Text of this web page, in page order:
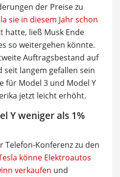
der Preise zu
sie in diesem Jahr schon
hatte, ließ Musk Ende
so weitergehen könnte.
Auftragsbestand auf
langem gefallen sein
für Model 3 und Model Y
jetzt leicht erhöht.
Y weniger als 1%
Telefon-Konferenz zu den
könne Elektroautos
verkaufen und